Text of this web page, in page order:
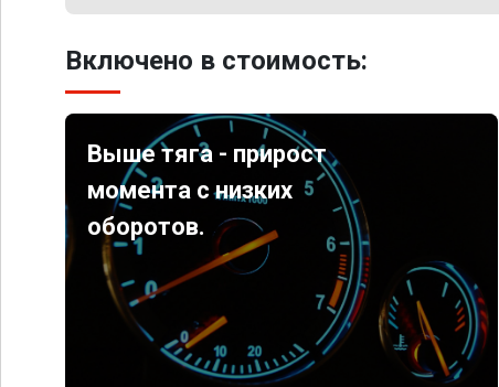
Включено в стоимость:
Выше тяга - прирост
момента с низких
оборотов.